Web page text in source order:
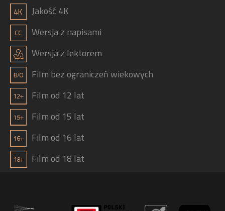
b Jakość 4K
g Wersja z napisami
j Wersja z lektorem
Film bez ograniczeń wiekowych
Film od 12 lat
Film od 15 lat
Film od 16 lat
Film od 18 lat